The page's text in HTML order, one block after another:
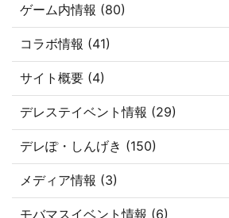
ゲーム内情報 (80)
コラボ情報 (41)
サイト概要 (4)
デレステイベント情報 (29)
デレぽ・しんげき (150)
メディア情報 (3)
モバマスイベント情報 (6)